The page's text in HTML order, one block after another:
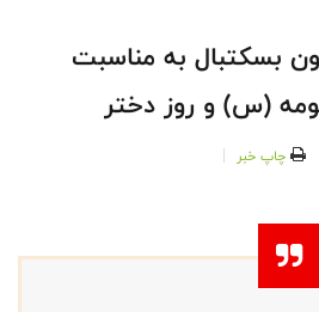
بسکتبال به مناسبت
(س) و روز دختر
چاپ خبر